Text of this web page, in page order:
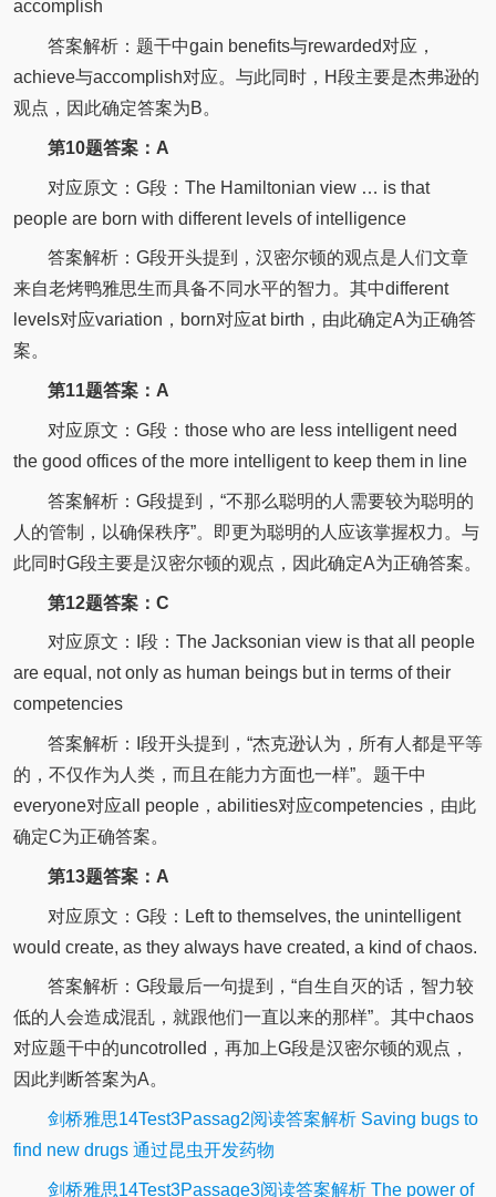
accomplish
答案解析：题干中gain benefits与rewarded对应，
achieve与accomplish对应。与此同时，H段主要是杰弗逊的
观点，因此确定答案为B。
第10题答案：A
对应原文：G段：The Hamiltonian view … is that
people are born with different levels of intelligence
答案解析：G段开头提到，汉密尔顿的观点是人们文章
来自老烤鸭雅思生而具备不同水平的智力。其中different
levels对应variation，born对应at birth，由此确定A为正确答
案。
第11题答案：A
对应原文：G段：those who are less intelligent need
the good offices of the more intelligent to keep them in line
答案解析：G段提到，“不那么聪明的人需要较为聪明的
人的管制，以确保秩序”。即更为聪明的人应该掌握权力。与
此同时G段主要是汉密尔顿的观点，因此确定A为正确答案。
第12题答案：C
对应原文：I段：The Jacksonian view is that all people
are equal, not only as human beings but in terms of their
competencies
答案解析：I段开头提到，“杰克逊认为，所有人都是平等
的，不仅作为人类，而且在能力方面也一样”。题干中
everyone对应all people，abilities对应competencies，由此
确定C为正确答案。
第13题答案：A
对应原文：G段：Left to themselves, the unintelligent
would create, as they always have created, a kind of chaos.
答案解析：G段最后一句提到，“自生自灭的话，智力较
低的人会造成混乱，就跟他们一直以来的那样”。其中chaos
对应题干中的uncotrolled，再加上G段是汉密尔顿的观点，
因此判断答案为A。
剑桥雅思14Test3Passag2阅读答案解析 Saving bugs to
find new drugs 通过昆虫开发药物
剑桥雅思14Test3Passage3阅读答案解析 The power of